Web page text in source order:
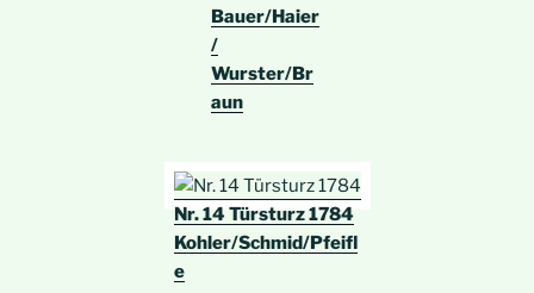
Bauer/Haier
/
Wurster/Br
aun
Nr. 14 Türsturz 1784
Kohler/Schmid/Pfeifl
e